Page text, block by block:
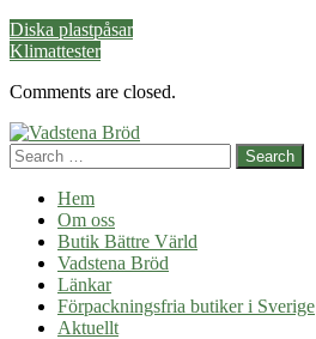
Post
navigation
Diska plastpåsar
Klimattester
Comments are closed.
Search
Hem
Om oss
Butik Bättre Värld
Vadstena Bröd
Länkar
Förpackningsfria butiker i Sverige
Aktuellt